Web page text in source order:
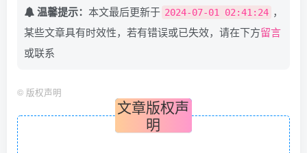
温馨提示： 本文最后更新于 2024-07-01 02:41:24 ，
某些文章具有时效性，若有错误或已失效，请在下方留言
或联系
© 版权声明
文章版权声
明